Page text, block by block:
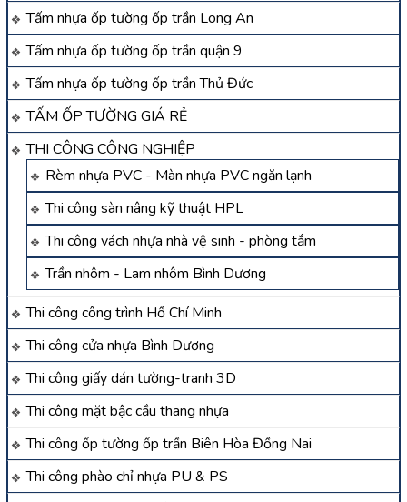
Tấm nhựa ốp tường ốp trần Long An
Tấm nhựa ốp tường ốp trần quận 9
Tấm nhựa ốp tường ốp trần Thủ Đức
TẤM ỐP TƯỜNG GIÁ RẺ
THI CÔNG CÔNG NGHIỆP
Rèm nhựa PVC - Màn nhựa PVC ngăn lạnh
Thi công sàn nâng kỹ thuật HPL
Thi công vách nhựa nhà vệ sinh - phòng tắm
Trần nhôm - Lam nhôm Bình Dương
Thi công công trình Hồ Chí Minh
Thi công cửa nhựa Bình Dương
Thi công giấy dán tường-tranh 3D
Thi công mặt bậc cầu thang nhựa
Thi công ốp tường ốp trần Biên Hòa Đồng Nai
Thi công phào chỉ nhựa PU & PS